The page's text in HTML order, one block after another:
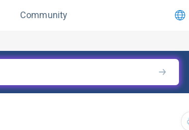
Community